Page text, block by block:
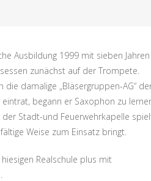
Ausbildung 1999 mit sieben
zunächst auf der Trompete.
damalige „Bläsergruppen-AG“
begann er Saxophon zu
Stadt-und Feuerwehrkapelle
Weise zum Einsatz bringt.
Realschule plus mit